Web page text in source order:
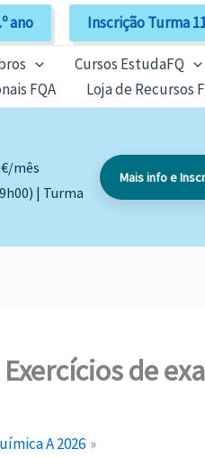
ano Inscrição Turma
Cursos EstudaFQ
FQA
Loja de Recursos
mês
| Turma
Mais info e
de
A 2026